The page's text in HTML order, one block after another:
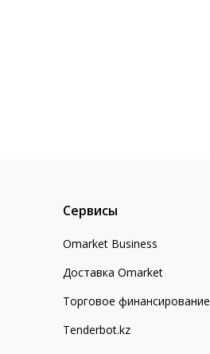
Сервисы
Omarket Business
Доставка Omarket
Торговое финансирование
Tenderbot.kz